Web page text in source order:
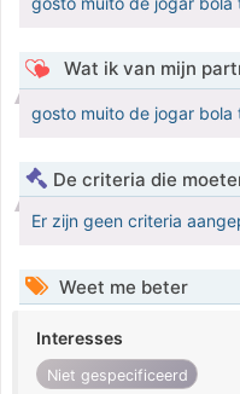
Wat ik van mijn
gosto muito de jogar bola
De criteria die
Er zijn geen criteria
Weet me beter
Interesses
Niet gespecificeerd